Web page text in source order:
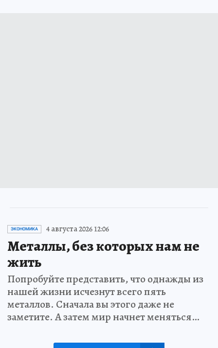
ЭКОНОМИКА 4 августа 2026 12:06
Металлы, без которых нам не
жить
Попробуйте представить, что однажды из
нашей жизни исчезнут всего пять
металлов. Сначала вы этого даже не
заметите. А затем мир начнет меняться…